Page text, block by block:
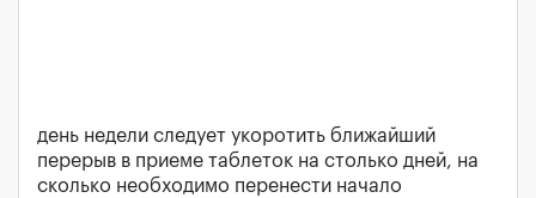
день недели следует укоротить ближайший
перерыв в приеме таблеток на столько дней, на
сколько необходимо перенести начало